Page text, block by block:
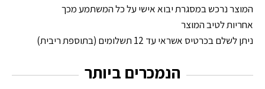
המוצר נרכש במסגרת יבוא אישי על כל המשתמע מכך
אחריות לטיב המוצר
ניתן לשלם בכרטיס אשראי עד 12 תשלומים (בתוספת ריבית)
הנמכרים ביותר